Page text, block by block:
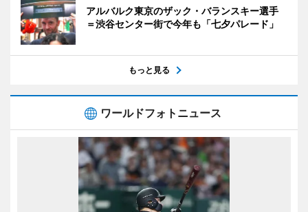
アルバルク東京のザック・バランスキー選手
＝渋谷センター街で今年も「七夕パレード」
もっと見る
ワールドフォトニュース